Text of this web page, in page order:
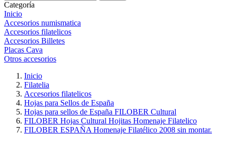
Categoría
Inicio
Accesorios numismatica
Accesorios filatelicos
Accesorios Billetes
Placas Cava
Otros accesorios
Inicio
Filatelia
Accesorios filatelicos
Hojas para Sellos de España
Hojas para sellos de España FILOBER Cultural
FILOBER Hojas Cultural Hojitas Homenaje Filatelico
FILOBER ESPAÑA Homenaje Filatélico 2008 sin montar.